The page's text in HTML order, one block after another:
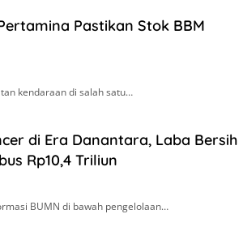
Pastikan Stok BBM
kendaraan di salah satu…
di Era Danantara, Laba Bersih
Rp10,4 Triliun
BUMN di bawah pengelolaan…